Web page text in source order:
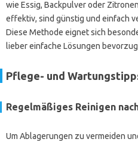
wie Essig, Backpulver oder
effektiv, sind günstig und einfach
Diese Methode eignet sich
lieber einfache Lösungen
Pflege- und
Regelmäßiges Reinigen
Um Ablagerungen zu vermeiden